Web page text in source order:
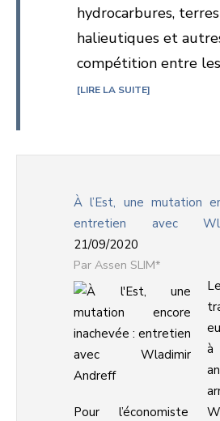
hydrocarbures,
halieutiques et
compétition entre
LIRE LA SUITE
À l’Est, une mutation
entretien avec
21/09/2020
Assen SLIM*
Pour l’économiste